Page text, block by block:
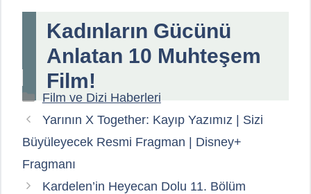
Kadınların Gücünü
Anlatan 10 Muhteşem
Film!
Kategoriler
Film ve Dizi Haberleri
Yarının X Together: Kayıp Yazımız | Sizi
Büyüleyecek Resmi Fragman | Disney+
Fragmanı
Kardelen’in Heyecan Dolu 11. Bölüm